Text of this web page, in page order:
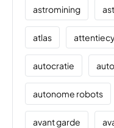
astromining
atlas
autocratie
autonome robots
avant garde